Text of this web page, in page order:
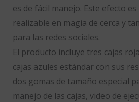
es de fácil manejo. Este efecto
realizable en magia de cerca y
para las redes sociales.
El producto incluye tres cajas
cajas azules estándar con sus
dos gomas de tamaño especial
manejo de las cajas, video de